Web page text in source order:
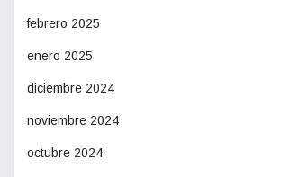
febrero 2025
enero 2025
diciembre 2024
noviembre 2024
octubre 2024